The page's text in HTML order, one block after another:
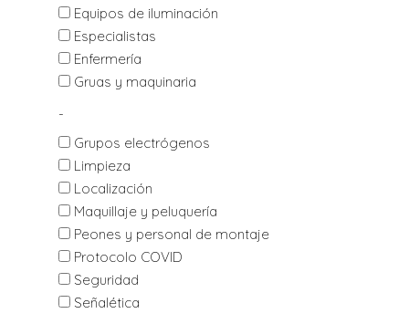
Equipos de iluminación
Especialistas
Enfermería
Gruas y maquinaria
-
Grupos electrógenos
Limpieza
Localización
Maquillaje y peluquería
Peones y personal de montaje
Protocolo COVID
Seguridad
Señalética